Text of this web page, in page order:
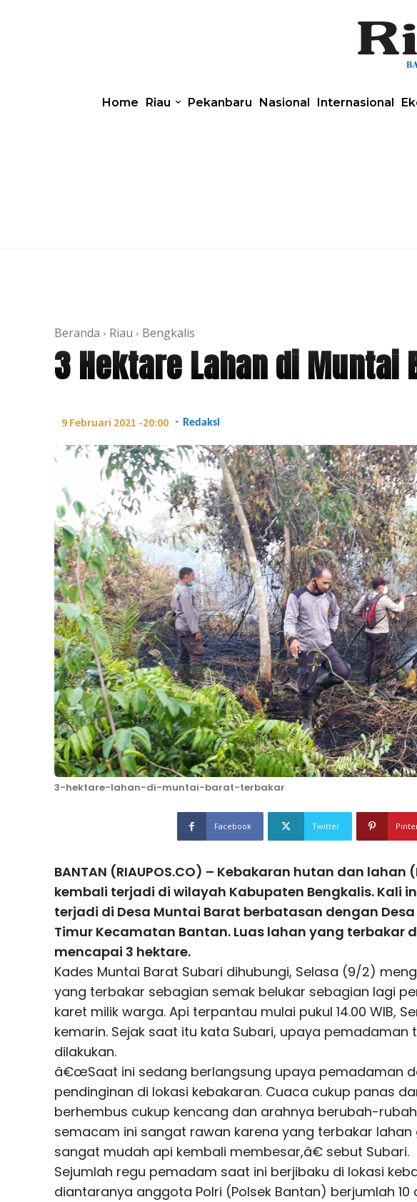
Home Riau Pekanbaru Nasional Internasional
Beranda Riau Bengkalis
3 Hektare Lahan di Muntai
9 Februari 2021 -20:00 - Redaksi
3-hektare-lahan-di-muntai-barat-terbakar
Facebook Twitter
BANTAN (RIAUPOS.CO) – Kebakaran hutan dan lahan
kembali terjadi di wilayah Kabupaten Bengkalis. Kali
terjadi di Desa Muntai Barat berbatasan dengan
Timur Kecamatan Bantan. Luas lahan yang terbakar
mencapai 3 hektare.
Kades Muntai Barat Subari dihubungi, Selasa (9/2)
yang terbakar sebagian semak belukar sebagian lagi
karet milik warga. Api terpantau mulai pukul 14.00 WIB,
kemarin. Sejak saat itu kata Subari, upaya pemadaman
dilakukan.
â€œSaat ini sedang berlangsung upaya pemadaman
pendinginan di lokasi kebakaran. Cuaca cukup panas
berhembus cukup kencang dan arahnya berubah-
semacam ini sangat rawan karena yang terbakar
sangat mudah api kembali membesar,â€ sebut Subari.
Sejumlah regu pemadam saat ini berjibaku di lokasi
diantaranya anggota Polri (Polsek Bantan) berjumlah 10